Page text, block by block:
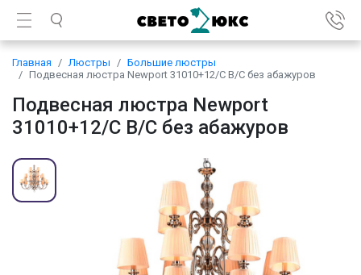
Главная Люстры
Большие люстры
Подвесная люстра Newport 31010+12/C B/C без абажуров
Подвесная люстра Newport
31010+12/C B/C без абажуров